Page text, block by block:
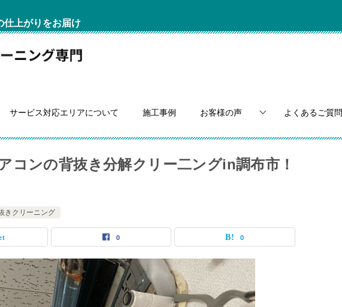
仕上がりをお届け
サービス対応エリアについて 施工事例 お客様の声 よくあるご質問
コンの背抜き分解クリー二ングin調布市！
きクリーニング
0 0